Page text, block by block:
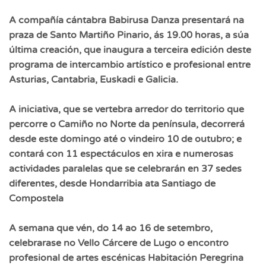
A compañía cántabra Babirusa Danza presentará na
praza de Santo Martiño Pinario, ás 19.00 horas, a súa
última creación, que inaugura a terceira edición deste
programa de intercambio artístico e profesional entre
Asturias, Cantabria, Euskadi e Galicia.
A iniciativa, que se vertebra arredor do territorio que
percorre o Camiño no Norte da península, decorrerá
desde este domingo até o vindeiro 10 de outubro; e
contará con 11 espectáculos en xira e numerosas
actividades paralelas que se celebrarán en 37 sedes
diferentes, desde Hondarribia ata Santiago de
Compostela
A semana que vén, do 14 ao 16 de setembro,
celebrarase no Vello Cárcere de Lugo o encontro
profesional de artes escénicas Habitación Peregrina